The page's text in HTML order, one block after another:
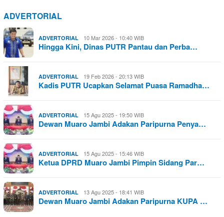
ADVERTORIAL
ADVERTORIAL 10 Mar 2026 - 10:40 WIB
Hingga Kini, Dinas PUTR Pantau dan Perba…
ADVERTORIAL 19 Feb 2026 - 20:13 WIB
Kadis PUTR Ucapkan Selamat Puasa Ramadha…
ADVERTORIAL 15 Agu 2025 - 19:50 WIB
Dewan Muaro Jambi Adakan Paripurna Penya…
ADVERTORIAL 15 Agu 2025 - 15:46 WIB
Ketua DPRD Muaro Jambi Pimpin Sidang Par…
ADVERTORIAL 13 Agu 2025 - 18:41 WIB
Dewan Muaro Jambi Adakan Paripurna KUPA …